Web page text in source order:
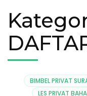
BIMBEL PRIVAT
LES PRIVAT